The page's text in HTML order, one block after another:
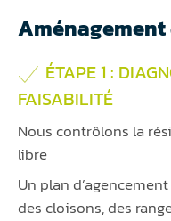
ÉTAPE 1 :
FAISABILITÉ
Nous contrôlons la
libre
Un plan
des cloisons, des